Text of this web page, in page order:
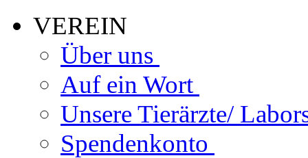
VEREIN
Über uns
Auf ein Wort
Unsere Tierärzte/
Spendenkonto